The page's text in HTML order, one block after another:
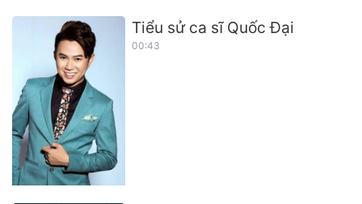
Tiểu sử ca sĩ Quốc Đại
00:43